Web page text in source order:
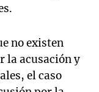
no existen
la acusación y
el caso